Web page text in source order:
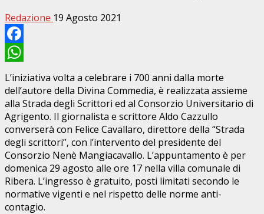
Redazione 19 Agosto 2021
Facebook
WhatsApp
L’iniziativa volta a celebrare i 700 anni dalla morte
dell’autore della Divina Commedia, è realizzata assieme
alla Strada degli Scrittori ed al Consorzio Universitario di
Agrigento. Il giornalista e scrittore Aldo Cazzullo
converserà con Felice Cavallaro, direttore della “Strada
degli scrittori”, con l’intervento del presidente del
Consorzio Nenè Mangiacavallo. L’appuntamento è per
domenica 29 agosto alle ore 17 nella villa comunale di
Ribera. L’ingresso è gratuito, posti limitati secondo le
normative vigenti e nel rispetto delle norme anti-
contagio.